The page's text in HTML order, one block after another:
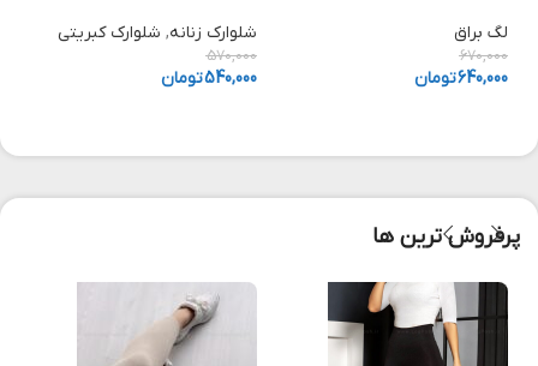
لگ براق
670,000
640,000تومان
شلوارک زنانه, شلوارک کبریتی
570,000
540,000تومان
پرفروش ترین ها